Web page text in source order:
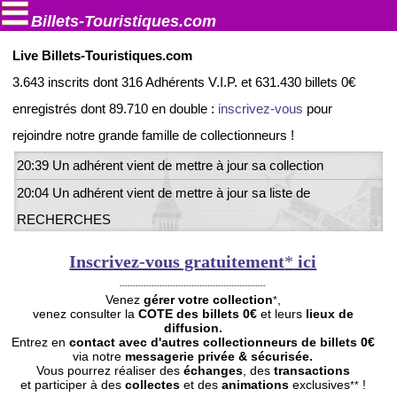
Billets-Touristiques.com
Live Billets-Touristiques.com
3.643 inscrits dont 316 Adhérents V.I.P. et 631.430 billets 0€
enregistrés dont 89.710 en double : inscrivez-vous pour
rejoindre notre grande famille de collectionneurs !
23:30 Un adhérent vient de mettre à jour sa collection
20:39 Un adhérent vient de mettre à jour sa collection
20:04 Un adhérent vient de mettre à jour sa liste de
RECHERCHES
19:35 Un adhérent vient de mettre à jour sa liste de
RECHERCHES
19:24 Un adhérent vient de mettre à jour sa collection
18:35 Un adhérent vient de mettre à jour sa liste de DOUBLES
17:52 Un adhérent vient de mettre à jour sa collection
Inscrivez-vous gratuitement* ici
-------------------------------------------------------
Venez gérer votre collection*,
venez consulter la COTE des billets 0€et leurs lieux de
diffusion.
Entrez en contact avec d'autres collectionneurs de billets 0€
via notre messagerie privée & sécurisée.
Vous pourrez réaliser des échanges, des transactions
et participer à des collecteset desanimationsexclusives**!